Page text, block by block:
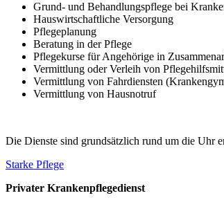
Grund- und Behandlungspflege bei
Hauswirtschaftliche Versorgung
Pflegeplanung
Beratung in der Pflege
Pflegekurse für Angehörige in
Vermittlung oder Verleih von
Vermittlung von Fahrdiensten
Vermittlung von Hausnotruf
Die Dienste sind grundsätzlich rund um die Uhr
Starke Pflege
Privater Krankenpflegedienst